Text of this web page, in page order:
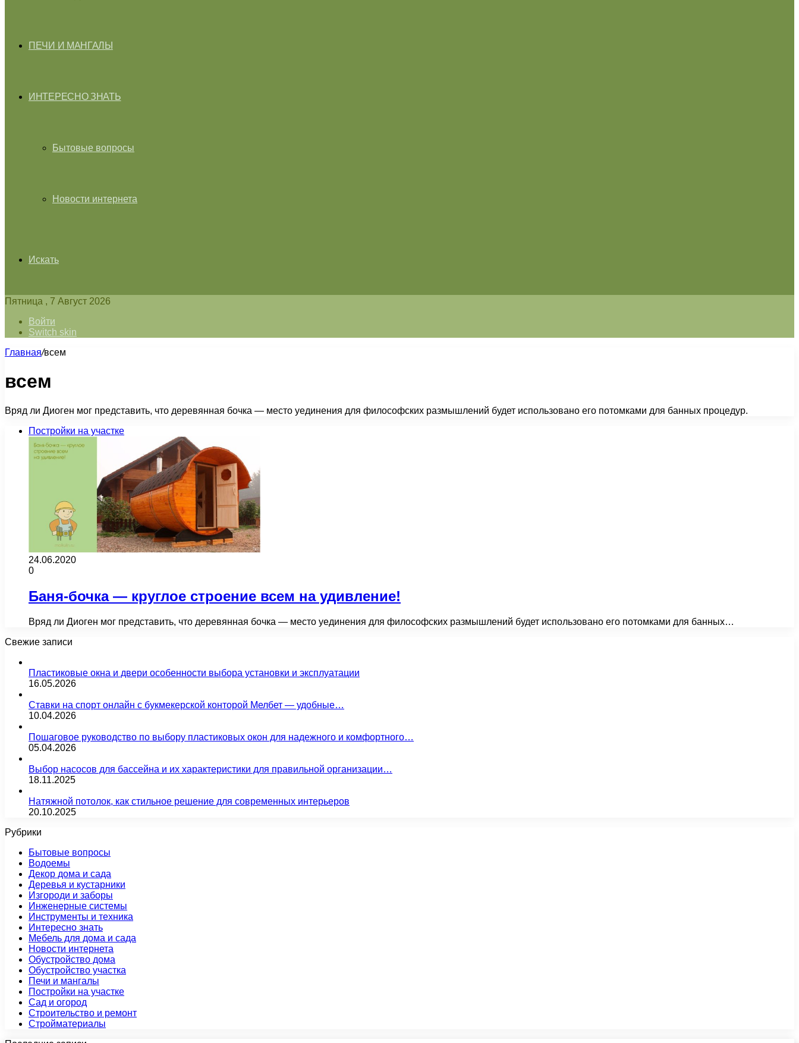
ПЕЧИ И МАНГАЛЫ
ИНТЕРЕСНО ЗНАТЬ
Бытовые вопросы
Новости интернета
Искать
Пятница , 7 Август 2026
Войти
Switch skin
Главная/всем
всем
Вряд ли Диоген мог представить, что деревянная бочка — место уединения для философских размышлений будет использовано его потомками для банных процедур.
Постройки на участке
24.06.2020
0
Баня-бочка — круглое строение всем на удивление!
Вряд ли Диоген мог представить, что деревянная бочка — место уединения для философских размышлений будет использовано его потомками для банных…
Свежие записи
Пластиковые окна и двери особенности выбора установки и эксплуатации
16.05.2026
Ставки на спорт онлайн с букмекерской конторой Мелбет — удобные…
10.04.2026
Пошаговое руководство по выбору пластиковых окон для надежного и комфортного…
05.04.2026
Выбор насосов для бассейна и их характеристики для правильной организации…
18.11.2025
Натяжной потолок, как стильное решение для современных интерьеров
20.10.2025
Рубрики
Бытовые вопросы
Водоемы
Декор дома и сада
Деревья и кустарники
Изгороди и заборы
Инженерные системы
Инструменты и техника
Интересно знать
Мебель для дома и сада
Новости интернета
Обустройство дома
Обустройство участка
Печи и мангалы
Постройки на участке
Сад и огород
Строительство и ремонт
Стройматериалы